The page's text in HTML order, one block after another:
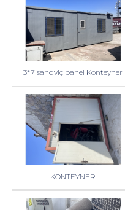
3*7 sandviç panel Konteyner
KONTEYNER